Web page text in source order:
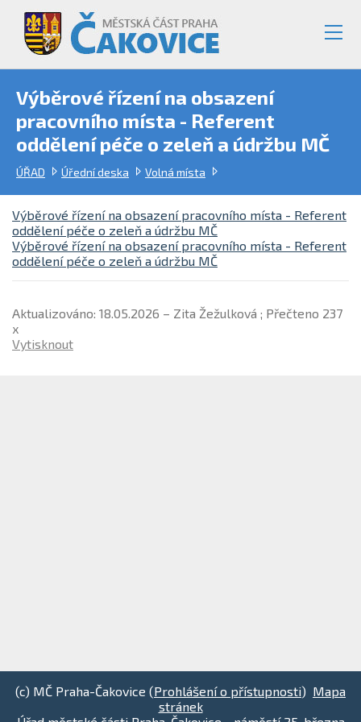
Výběrové řízení na obsazení
pracovního místa - Referent
oddělení péče o zeleň a údržbu MČ
ÚŘAD Úřední deska Volná místa
Výběrové řízení na obsazení pracovního místa - Referent
oddělení péče o zeleň a údržbu MČ
Výběrové řízení na obsazení pracovního místa - Referent
oddělení péče o zeleň a údržbu MČ
Aktualizováno: 18.05.2026 – Zita Žežulková ; Přečteno 237
x
Vytisknout
(c) MČ Praha-Čakovice (Prohlášení o přístupnosti) Mapa
stránek